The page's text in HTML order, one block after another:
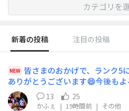
カテゴリを
新着の投稿 注目の投稿
NEW 皆さまのおかげで、ランク5
ありがとうございます😄今後も
🙇
13 25
かふぇ | 19時間前 | その他